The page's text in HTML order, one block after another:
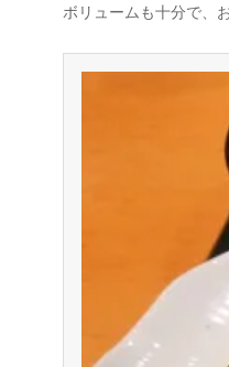
ボリュームも十分で、